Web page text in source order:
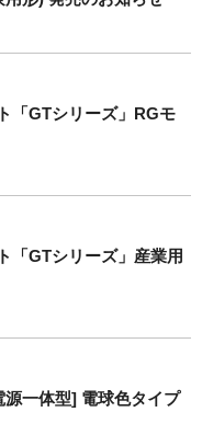
「GTシリーズ」RGモ
「GTシリーズ」産業用
源一体型] 電球色タイプ